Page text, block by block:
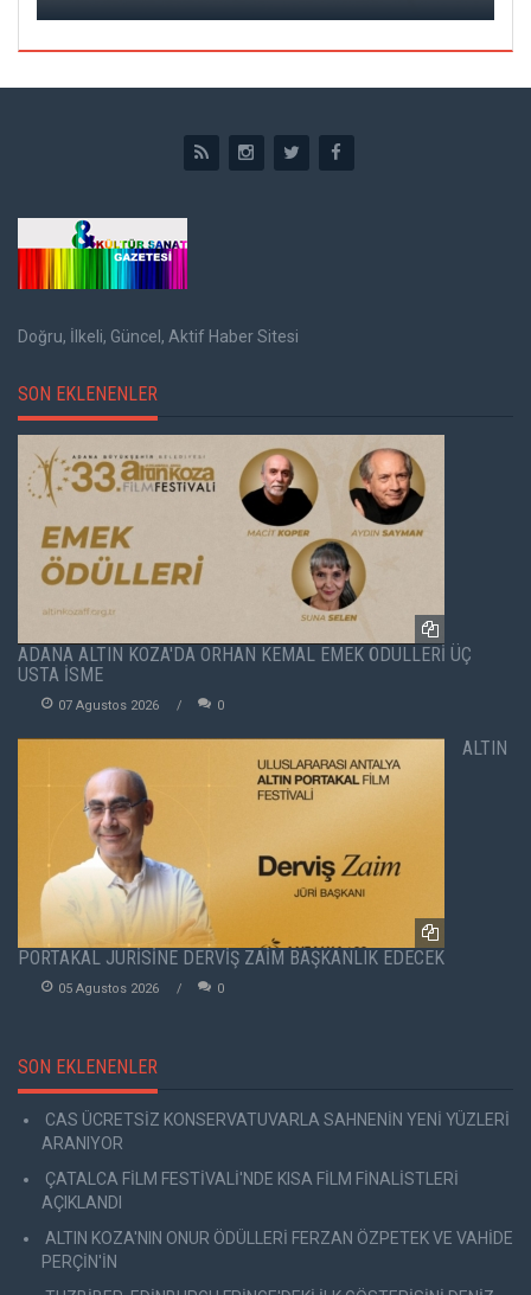
Doğru, İlkeli, Güncel, Aktif Haber Sitesi
SON EKLENENLER
ADANA ALTIN KOZA'DA ORHAN KEMAL EMEK ÖDÜLLERİ ÜÇ
USTA İSME
07 Agustos 2026 0
ALTIN
PORTAKAL JÜRİSİNE DERVİŞ ZAİM BAŞKANLIK EDECEK
05 Agustos 2026 0
SON EKLENENLER
CAS ÜCRETSİZ KONSERVATUVARLA SAHNENİN YENİ YÜZLERİ
ARANIYOR
ÇATALCA FİLM FESTİVALİ'NDE KISA FİLM FİNALİSTLERİ
AÇIKLANDI
ALTIN KOZA'NIN ONUR ÖDÜLLERİ FERZAN ÖZPETEK VE VAHİDE
PERÇİN'İN